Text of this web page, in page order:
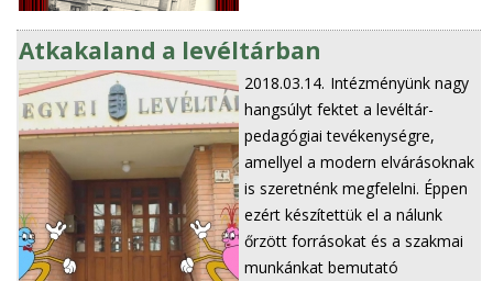
Atkakaland a levéltárban
2018.03.14. Intézményünk nagy
hangsúlyt fektet a levéltár-
pedagógiai tevékenységre,
amellyel a modern elvárásoknak
is szeretnénk megfelelni. Éppen
ezért készítettük el a nálunk
őrzött forrásokat és a szakmai
munkánkat bemutató